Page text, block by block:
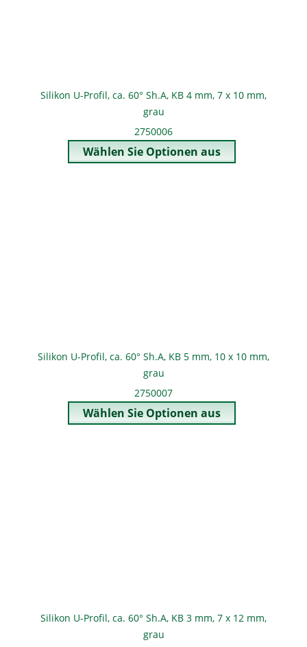
Silikon U-Profil, ca. 60° Sh.A, KB 4 mm, 7 x 10 mm,
grau
2750006
Silikon U-Profil, ca. 60° Sh.A, KB 5 mm, 10 x 10 mm,
grau
2750007
Silikon U-Profil, ca. 60° Sh.A, KB 3 mm, 7 x 12 mm,
grau